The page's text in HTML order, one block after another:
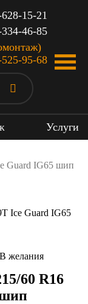
15-21
46-85
95-68
Услуги
Guard IG65 шип
В желания
60 R16